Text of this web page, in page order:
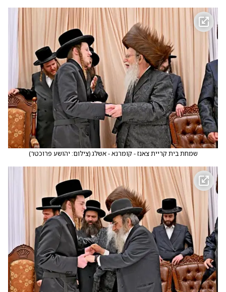
שמחת בית קריית צאנז - קומרנא - אשלג (צילום: יהושע פרוכטר)